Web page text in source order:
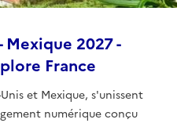
Mexique 2027 -
France
et Mexique, s'unissent
numérique conçu